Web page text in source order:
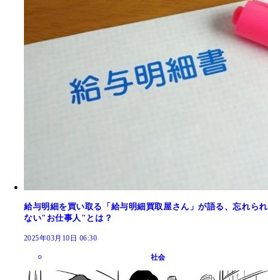
給与明細を買い取る「給与明細買取屋さん」が語る、忘れられ
ない"お仕事人"とは？
2025年03月10日 06:30
社会